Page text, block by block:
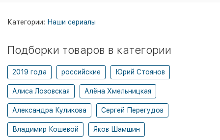
Категории: Наши сериалы
Подборки товаров в категории
2019 года российские Юрий Стоянов
Алиса Лозовская Алёна Хмельницкая
Александра Куликова Сергей Перегудов
Владимир Кошевой Яков Шамшин